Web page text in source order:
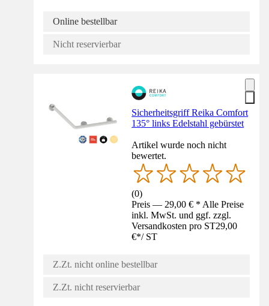
Online bestellbar
Nicht reservierbar
Sicherheitsgriff Reika Comfort
135° links Edelstahl gebürstet
Artikel wurde noch nicht
bewertet.
(0)
Preis — 29,00 € * Alle Preise
inkl. MwSt. und ggf. zzgl.
Versandkosten pro ST29,00
€*/ ST
Z.Zt. nicht online bestellbar
Z.Zt. nicht reservierbar